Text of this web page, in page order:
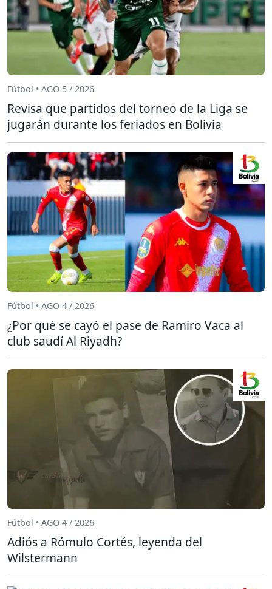
Fútbol • AGO 5 / 2026
Revisa que partidos del torneo de la Liga se
jugarán durante los feriados en Bolivia
Fútbol • AGO 4 / 2026
¿Por qué se cayó el pase de Ramiro Vaca al
club saudí Al Riyadh?
Fútbol • AGO 4 / 2026
Adiós a Rómulo Cortés, leyenda del
Wilstermann